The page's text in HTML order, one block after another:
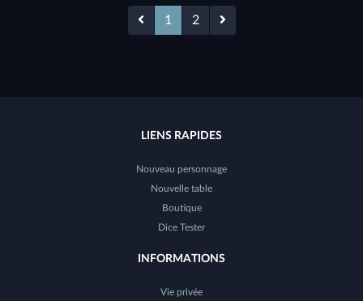
1 2
LIENS RAPIDES
Nouveau personnage
Nouvelle table
Boutique
Dice Tester
INFORMATIONS
Vie privée